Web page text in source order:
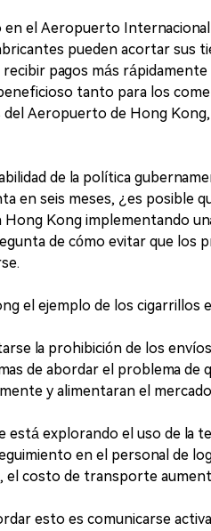
en el Aeropuerto
pueden acortar sus
pagos más
tanto para los
del Aeropuerto de Hong
de la política
en seis meses, ¿es posible
Kong implementando
de cómo evitar que los
el ejemplo de los cigarrillos
la prohibición de los
de abordar el problema
y alimentaran el
está explorando el uso de la
en el personal de
el costo de transporte
esto es comunicarse